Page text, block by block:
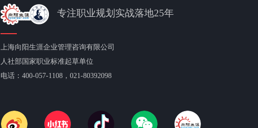
专注职业规划实战落地25年
上海向阳生涯企业管理咨询有限公司
人社部国家职业标准起草单位
电话：400-057-1108，021-80392098